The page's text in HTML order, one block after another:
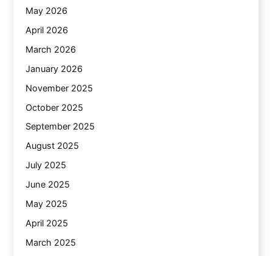
May 2026
April 2026
March 2026
January 2026
November 2025
October 2025
September 2025
August 2025
July 2025
June 2025
May 2025
April 2025
March 2025